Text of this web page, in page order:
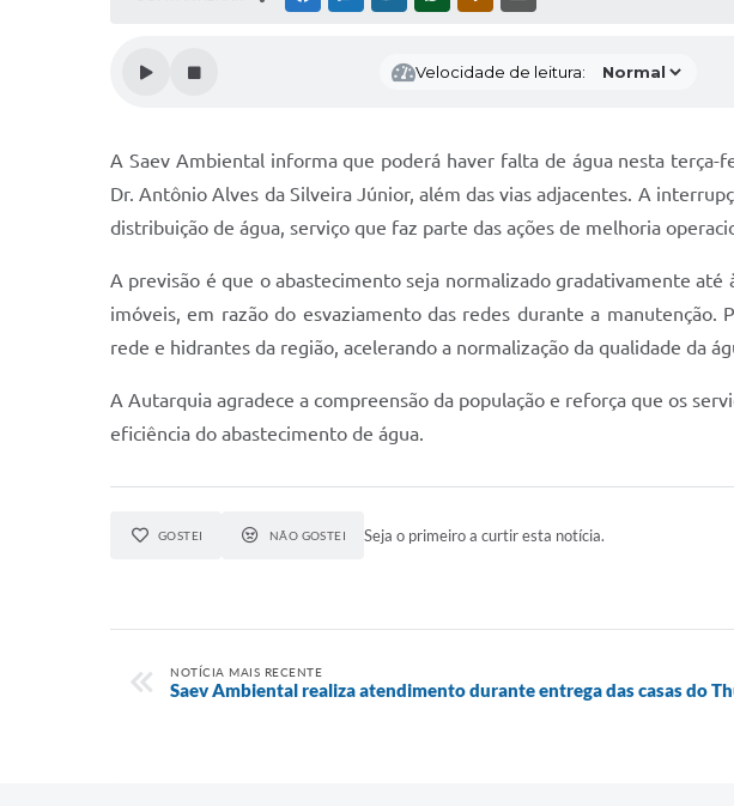
Velocidade de leitura:
A Saev Ambiental informa que poderá haver falta de água nesta
Dr. Antônio Alves da Silveira Júnior, além das vias adjacentes. A
distribuição de água, serviço que faz parte das ações de melhoria
A previsão é que o abastecimento seja normalizado gradativamente
imóveis, em razão do esvaziamento das redes durante a manutenção.
rede e hidrantes da região, acelerando a normalização da qualidade da
A Autarquia agradece a compreensão da população e reforça que os
eficiência do abastecimento de água.
GOSTEI NÃO GOSTEI Seja o primeiro a curtir esta notícia.
NOTÍCIA MAIS RECENTE
Saev Ambiental realiza atendimento durante entrega das casas do